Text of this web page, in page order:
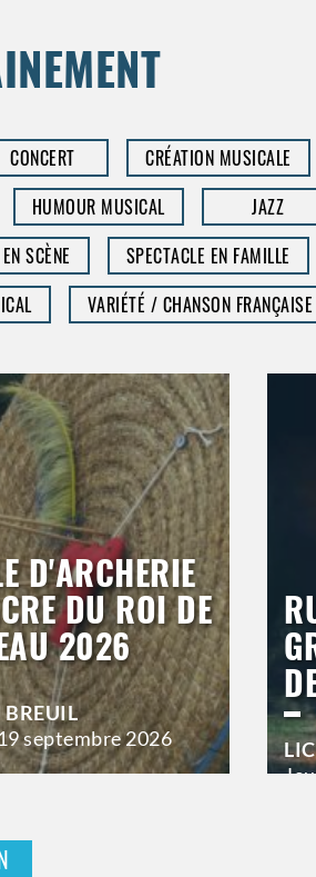
CONCERT CRÉATION MUSICALE
HUMOUR MUSICAL JAZZ
SCÈNE SPECTACLE EN FAMILLE
VARIÉTÉ / CHANSON FRANÇAISE
D'ARCHERIE
DU ROI DE
2026
BREUIL
septembre 2026